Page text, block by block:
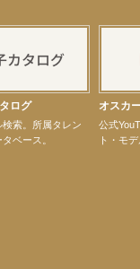
ログ
索。所属タレン
ベース。
オスカ
公式
ト・モ